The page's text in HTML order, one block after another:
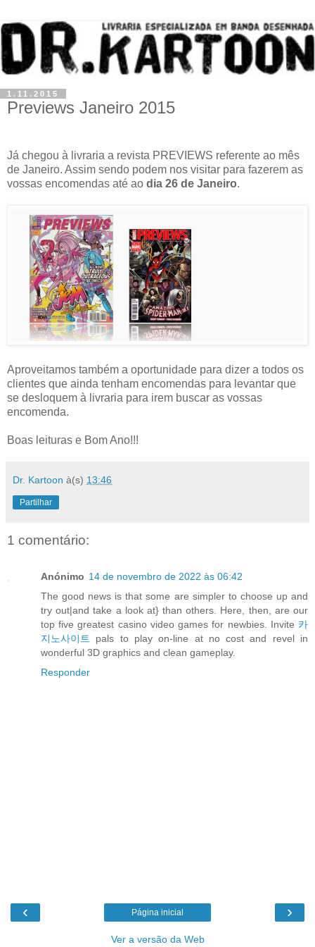
1.11.2015
Previews Janeiro 2015
Já chegou à livraria a revista PREVIEWS referente ao mês
de Janeiro. Assim sendo podem nos visitar para fazerem as
vossas encomendas até ao dia 26 de Janeiro.
Aproveitamos também a oportunidade para dizer a todos os
clientes que ainda tenham encomendas para levantar que
se desloquem à livraria para irem buscar as vossas
encomenda.
Boas leituras e Bom Ano!!!
Dr. Kartoon à(s) 13:46
Partilhar
1 comentário:
Anónimo 14 de novembro de 2022 às 06:42
The good news is that some are simpler to choose up and
try out|and take a look at} than others. Here, then, are our
top five greatest casino video games for newbies. Invite 카
지노사이트 pals to play on-line at no cost and revel in
wonderful 3D graphics and clean gameplay.
Responder
‹ ›
Página inicial
Ver a versão da Web